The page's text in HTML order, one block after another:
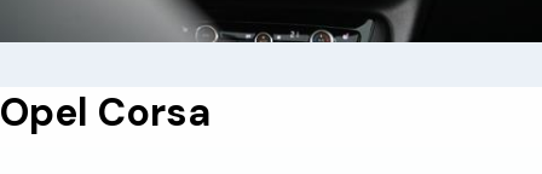
Opel Corsa